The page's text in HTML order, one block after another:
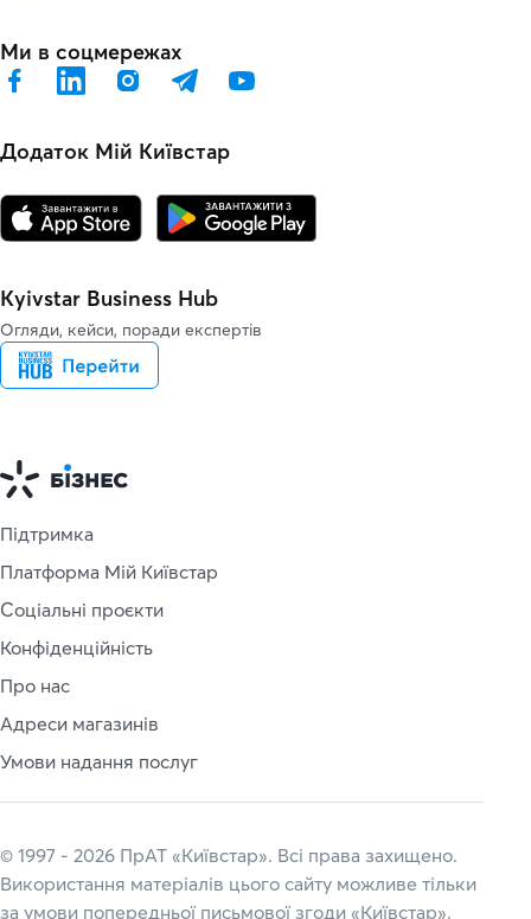
Ми в соцмережах
Додаток Мій Київстар
Kyivstar Business Hub
Огляди, кейси, поради експертів
Підтримка
Платформа Мій Київстар
Соціальні проєкти
Конфіденційність
Про нас
Адреси магазинів
Умови надання послуг
© 1997 - 2026 ПрАТ «Київстар». Всі права захищено.
Використання матеріалів цього сайту можливе тільки
за умови попередньої письмової згоди «Київстар».